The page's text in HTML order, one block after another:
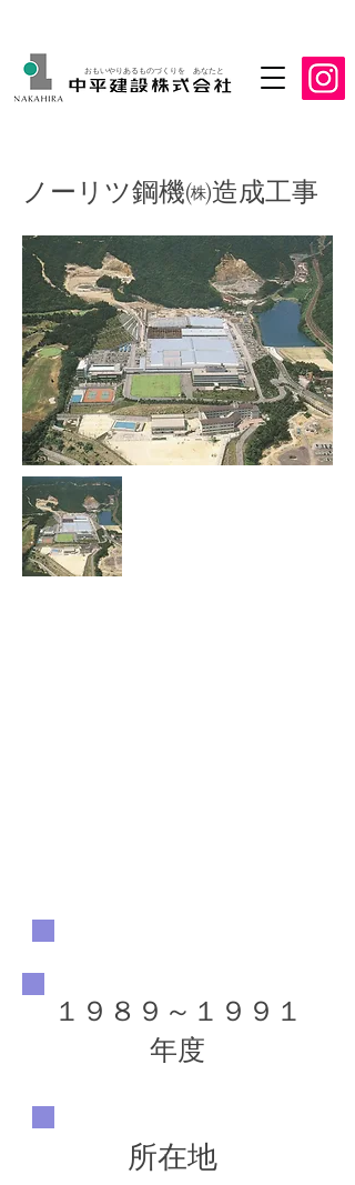
おもいやりあるものづくりを あなたと
ノーリツ鋼機㈱造成工事
１９８９～１９９１
年度
所在地